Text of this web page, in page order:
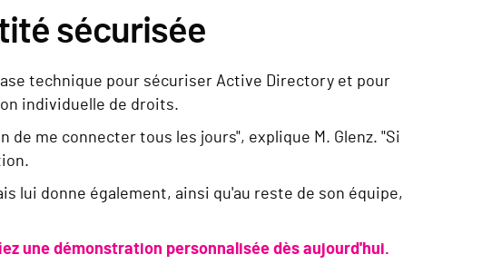
sécurisée
technique pour sécuriser Active Directory et pour
individuelle de droits.
me connecter tous les jours", explique M. Glenz. "Si
lui donne également, ainsi qu'au reste de son équipe,
une démonstration personnalisée dès aujourd'hui.